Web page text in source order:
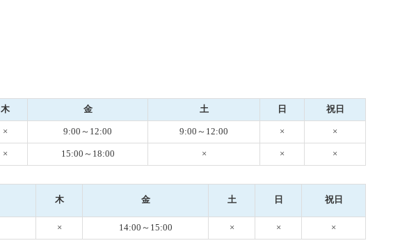
木 金 土 日 祝日
× 9:00～12:00 9:00～12:00 × ×
× 15:00～18:00 × × ×
木 金 土 日 祝日
× 14:00～15:00 × × ×